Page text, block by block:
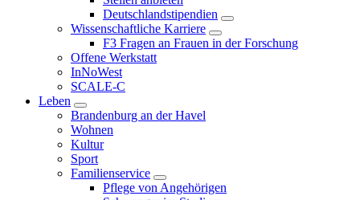
Deutschlandstipendien
Wissenschaftliche Karriere
F3 Fragen an Frauen in der Forschung
Offene Werkstatt
InNoWest
SCALE-C
Leben
Brandenburg an der Havel
Wohnen
Kultur
Sport
Familienservice
Pflege von Angehörigen